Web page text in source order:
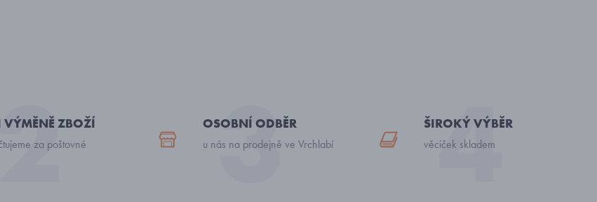
VÝMĚNĚ ZBOŽÍ
za poštovné
OSOBNÍ ODBĚR
u nás na prodejně ve Vrchlabí
ŠIROKÝ VÝBĚR
věciček skladem